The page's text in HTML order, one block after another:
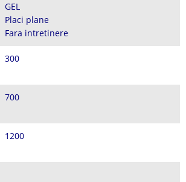
GEL
Placi plane
Fara intretinere
300
700
1200